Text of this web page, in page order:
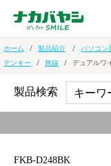
ホーム 製品紹介 パソコン
テンキー
無線 デュアルワ
FKB-D248BK
製品検索